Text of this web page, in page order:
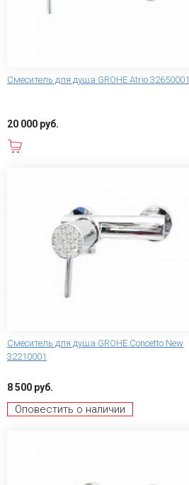
Смеситель для душа GROHE Atrio 32650001
20 000 руб.
Смеситель для душа GROHE Concetto New
32210001
8 500 руб.
Оповестить о наличии